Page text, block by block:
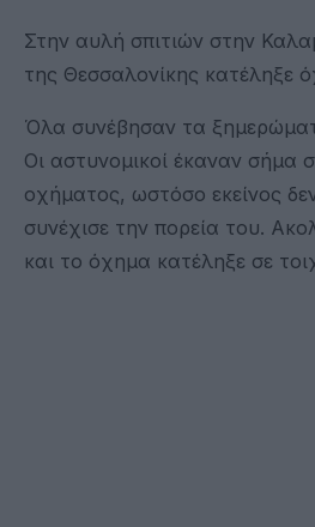
Στην αυλή σπιτιών στην
της Θεσσαλονίκης κατέληξε
Όλα συνέβησαν τα
Οι αστυνομικοί έκαναν σήμα
οχήματος, ωστόσο εκείνος
συνέχισε την πορεία του.
και το όχημα κατέληξε σε